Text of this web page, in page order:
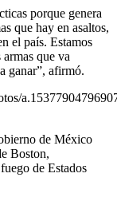
porque genera
que hay en asaltos,
el país. Estamos
que va
ganar”, afirmó.
de México
Boston,
de Estados